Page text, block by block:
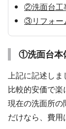
②洗面台工
③リフォー
①洗面台本
上記に記述しま
比較的安価で楽
現在の洗面所の
だけなら、費用